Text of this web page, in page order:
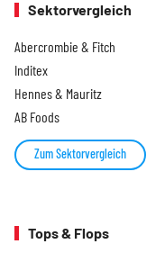
Sektorvergleich
Abercrombie & Fitch
Inditex
Hennes & Mauritz
AB Foods
Zum Sektorvergleich
Tops & Flops